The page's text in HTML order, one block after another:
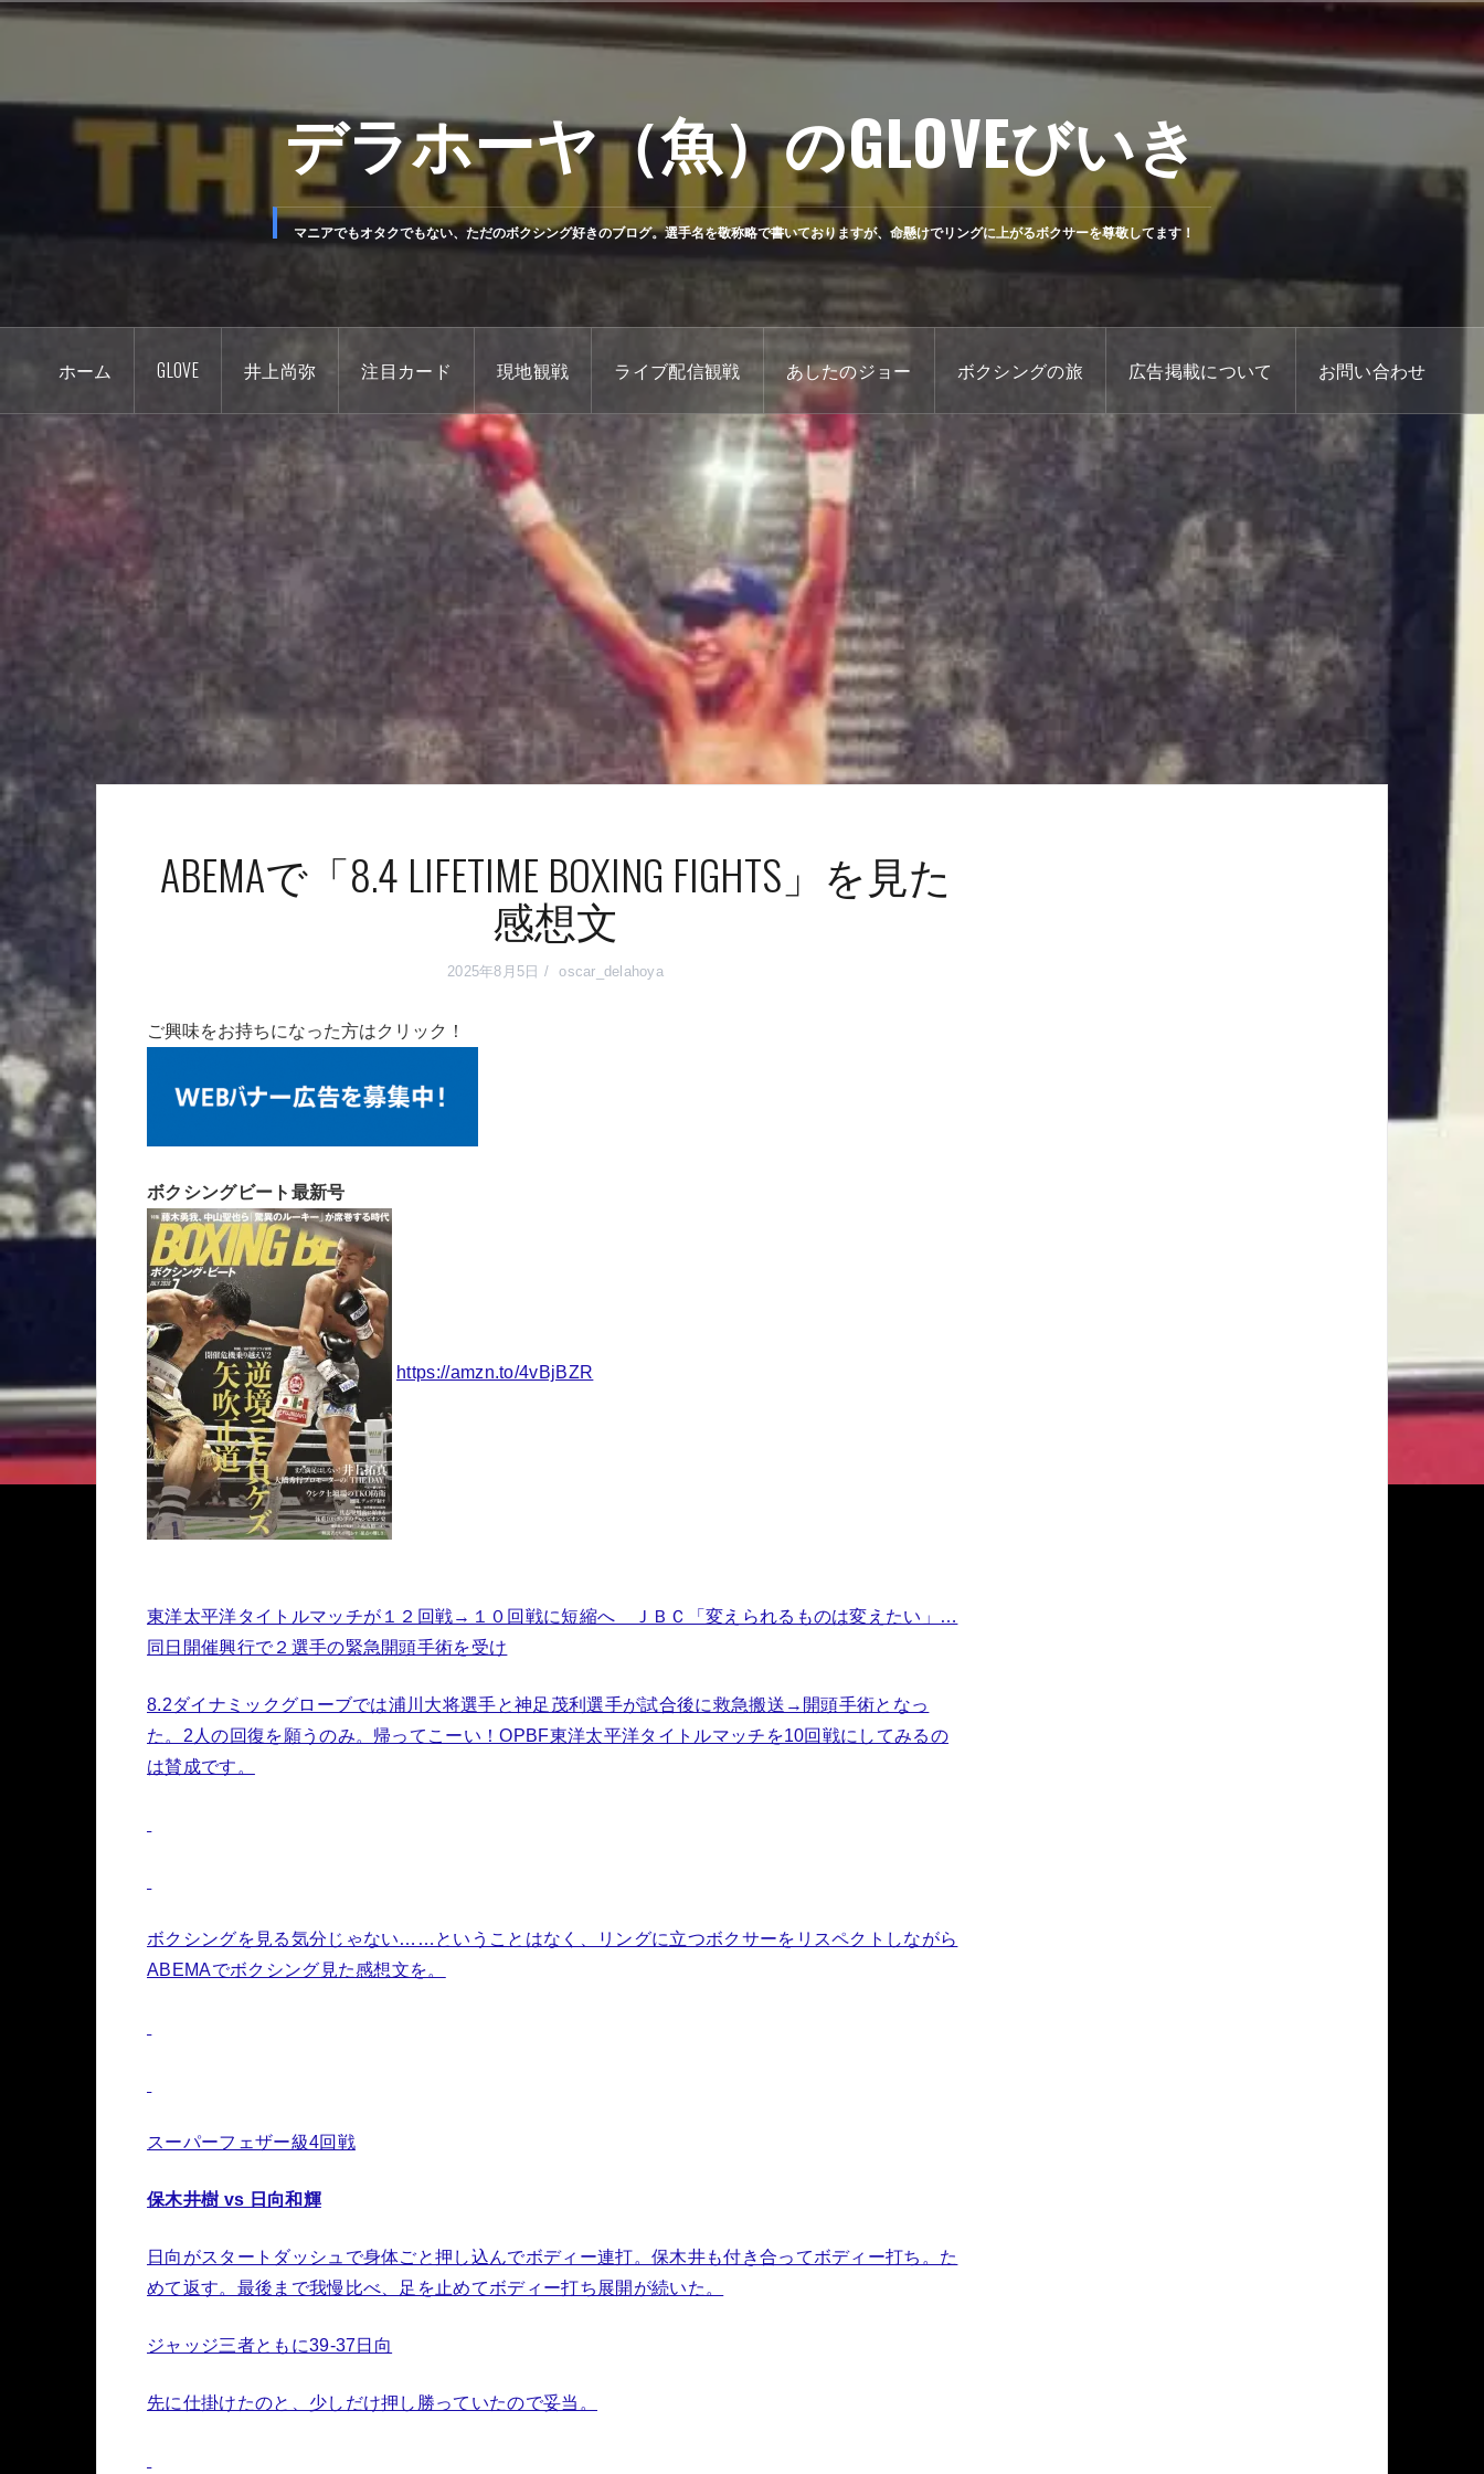
コ
ン
デラホーヤ（魚）のGLOVEびいき
マニアでもオタクでもない、ただのボクシング好きのブログ。選手名を敬称略で書いておりますが、命懸けでリングに上がるボクサーを尊敬してます！
ホーム GLOVE 井上尚弥 注目カード 現地観戦 ライブ配信観戦 あしたのジョー ボクシングの旅 広告掲載について お問い合わせ
ABEMAで「8.4 LIFETIME BOXING FIGHTS」を見た
感想文
2025年8月5日 oscar_delahoya
ご興味をお持ちになった方はクリック！
ボクシングビート最新号
https://amzn.to/4vBjBZR
東洋太平洋タイトルマッチが１２回戦→１０回戦に短縮へ ＪＢＣ「変えられるものは変えたい」…
同日開催興行で２選手の緊急開頭手術を受け
8.2ダイナミックグローブでは浦川大将選手と神足茂利選手が試合後に救急搬送→開頭手術となっ
た。2人の回復を願うのみ。帰ってこーい！OPBF東洋太平洋タイトルマッチを10回戦にしてみるの
は賛成です。
ボクシングを見る気分じゃない……ということはなく、リングに立つボクサーをリスペクトしながら
ABEMAでボクシング見た感想文を。
スーパーフェザー級4回戦
保木井樹 vs 日向和輝
日向がスタートダッシュで身体ごと押し込んでボディー連打。保木井も付き合ってボディー打ち。た
めて返す。最後まで我慢比べ、足を止めてボディー打ち展開が続いた。
ジャッジ三者ともに39-37日向
先に仕掛けたのと、少しだけ押し勝っていたので妥当。